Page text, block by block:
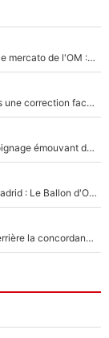
Medina, Rulli, Paixao... ça part dans tous les sens sur le mercato de l'OM : Frank McCourt va enfin récupérer l'argent qu'il attend ?
Sans Ousmane Dembélé et Désiré Doué, le PSG a pris une correction face à Majorque : Luis Enrique attend avec impatience des renforts !
F1 : « Je lui ai fait un câlin, puis j’ai dû partir...», le témoignage émouvant de Max Verstappen sur sa fille
Coup de théâtre en Espagne, Rodri va trahir le Real Madrid : Le Ballon d'Or a choisi de signer au FC Barcelone !
Mercato Analyse : Vincius Jr-Diomandé, la logique derrière la concordance des temps